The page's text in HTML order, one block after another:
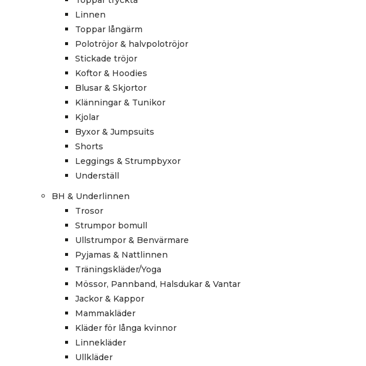
Linnen
Toppar långärm
Polotröjor & halvpolotröjor
Stickade tröjor
Koftor & Hoodies
Blusar & Skjortor
Klänningar & Tunikor
Kjolar
Byxor & Jumpsuits
Shorts
Leggings & Strumpbyxor
Underställ
BH & Underlinnen
Trosor
Strumpor bomull
Ullstrumpor & Benvärmare
Pyjamas & Nattlinnen
Träningskläder/Yoga
Mössor, Pannband, Halsdukar & Vantar
Jackor & Kappor
Mammakläder
Kläder för långa kvinnor
Linnekläder
Ullkläder